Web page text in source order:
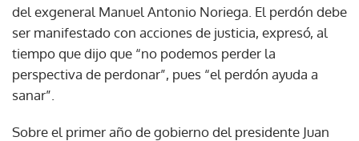
del exgeneral Manuel Antonio Noriega. El perdón debe
ser manifestado con acciones de justicia, expresó, al
tiempo que dijo que “no podemos perder la
perspectiva de perdonar”, pues “el perdón ayuda a
sanar”.
Sobre el primer año de gobierno del presidente Juan